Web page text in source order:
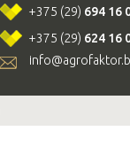
+375 (29) 694 16
+375 (29) 624 16